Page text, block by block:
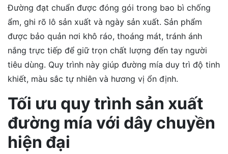
Đường đạt chuẩn được đóng gói trong bao bì chống
ẩm, ghi rõ lô sản xuất và ngày sản xuất. Sản phẩm
được bảo quản nơi khô ráo, thoáng mát, tránh ánh
nắng trực tiếp để giữ trọn chất lượng đến tay người
tiêu dùng. Quy trình này giúp đường mía duy trì độ tinh
khiết, màu sắc tự nhiên và hương vị ổn định.
Tối ưu quy trình sản xuất
đường mía với dây chuyền
hiện đại